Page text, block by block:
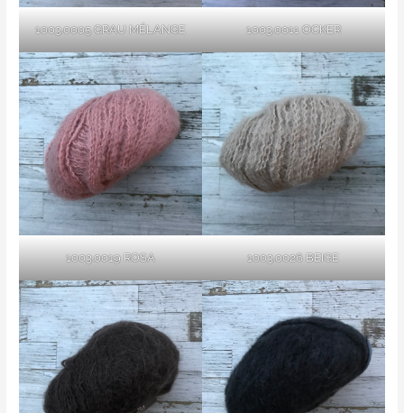
1003.0005 GRAU MÉLANGE 1003.0011 OCKER
1003.0019 ROSA 1003.0026 BEIGE